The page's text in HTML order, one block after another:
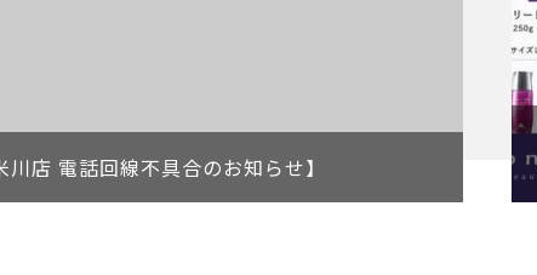
川店 電話回線不具合のお知らせ】